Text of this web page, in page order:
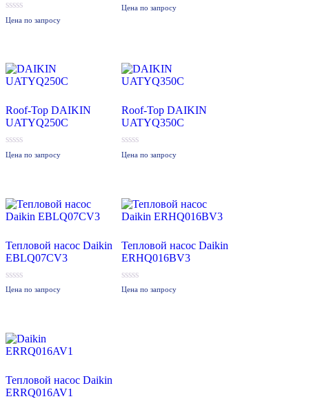
0
из
Цена по запросу
0
из
Цена по запросу
Roof-Top DAIKIN
UATYQ250C
0
Цена по запросу
Roof-Top DAIKIN
UATYQ350C
0
Цена по запросу
Тепловой насос Daikin
EBLQ07CV3
0
Цена по запросу
Тепловой насос Daikin
ERHQ016BV3
0
Цена по запросу
Тепловой насос Daikin
ERRQ016AV1